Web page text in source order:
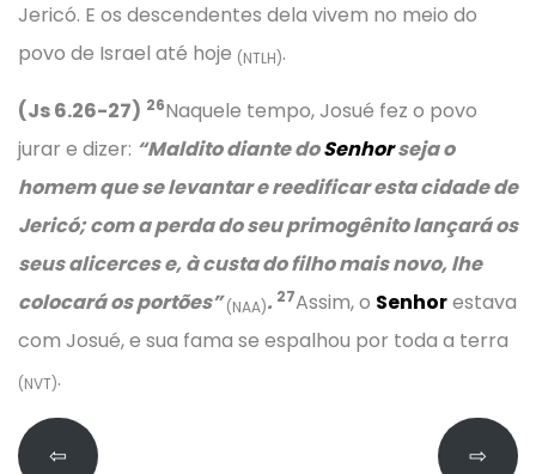
Jericó. E os descendentes dela vivem no meio do
povo de Israel até hoje (NTLH).
(Js 6.26-27) 26Naquele tempo, Josué fez o povo
jurar e dizer: “Maldito diante doSenhorseja o
homem que se levantar e reedificar esta cidade de
Jericó; com a perda do seu primogênito lançará os
seus alicerces e, à custa do filho mais novo, lhe
colocará os portões”(NAA). 27Assim, o Senhorestava
com Josué, e sua fama se espalhou por toda a terra
(NVT).
⇦ ⇨